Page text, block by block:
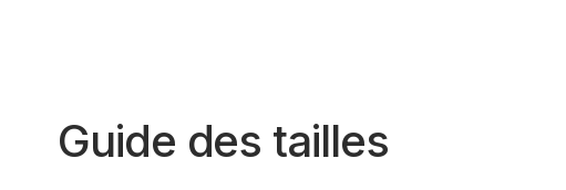
Guide des tailles